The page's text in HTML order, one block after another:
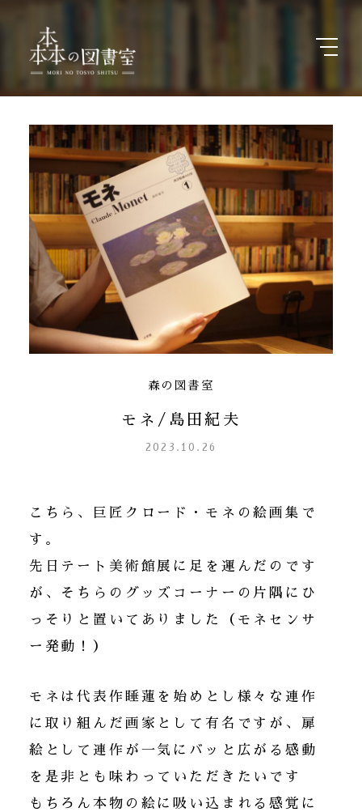
森の図書室
モネ/島田紀夫
2023.10.26
こちら、巨匠クロード・モネの絵画集で
す。
先日テート美術館展に足を運んだのです
が、そちらのグッズコーナーの片隅にひ
っそりと置いてありました（モネセンサ
ー発動！）
モネは代表作睡蓮を始めとし様々な連作
に取り組んだ画家として有名ですが、扉
絵として連作が一気にバッと広がる感動
を是非とも味わっていただきたいです
もちろん本物の絵に吸い込まれる感覚に